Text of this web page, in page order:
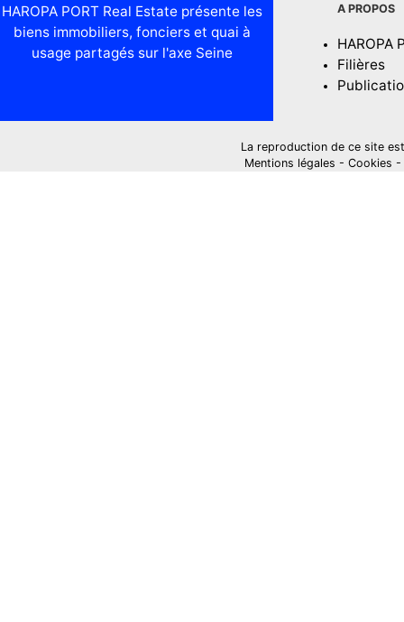
HAROPA PORT Real Estate présente les
biens immobiliers, fonciers et quai à
usage partagés sur l'axe Seine
A PROPOS
HAROPA
Filières
La reproduction de ce site
Mentions légales - Cookies -